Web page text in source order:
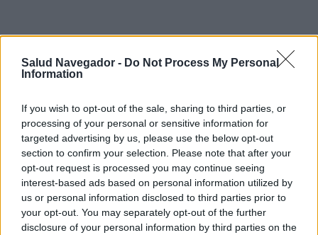
Salud Navegador - Do Not Process My Personal
Information
If you wish to opt-out of the sale, sharing to third parties, or
processing of your personal or sensitive information for
targeted advertising by us, please use the below opt-out
section to confirm your selection. Please note that after your
opt-out request is processed you may continue seeing
interest-based ads based on personal information utilized by
us or personal information disclosed to third parties prior to
your opt-out. You may separately opt-out of the further
disclosure of your personal information by third parties on the